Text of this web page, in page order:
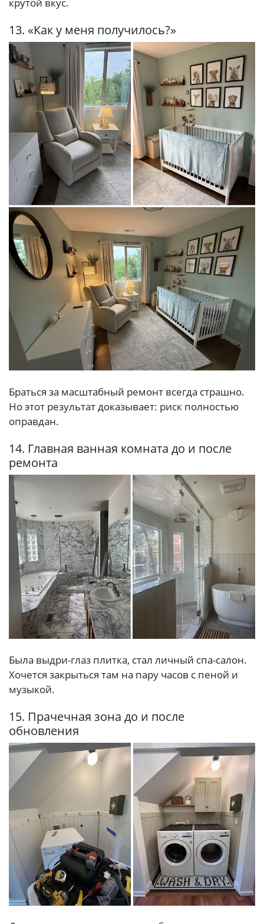
крутой вкус.
13. «Как у меня получилось?»
Браться за масштабный ремонт всегда страшно.
Но этот результат доказывает: риск полностью
оправдан.
14. Главная ванная комната до и после
ремонта
Была выдри-глаз плитка, стал личный спа-салон.
Хочется закрыться там на пару часов с пеной и
музыкой.
15. Прачечная зона до и после
обновления